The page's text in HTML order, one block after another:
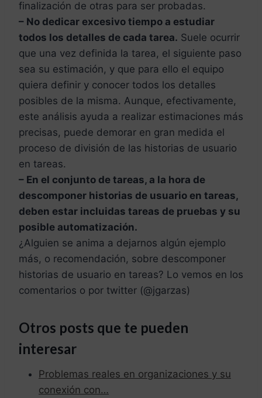
finalización de otras para ser probadas.
– No dedicar excesivo tiempo a estudiar
todos los detalles de cada tarea. Suele ocurrir
que una vez definida la tarea, el siguiente paso
sea su estimación, y que para ello el equipo
quiera definir y conocer todos los detalles
posibles de la misma. Aunque, efectivamente,
este análisis ayuda a realizar estimaciones más
precisas, puede demorar en gran medida el
proceso de división de las historias de usuario
en tareas.
– En el conjunto de tareas, a la hora de
descomponer historias de usuario en tareas,
deben estar incluidas tareas de pruebas y su
posible automatización.
¿Alguien se anima a dejarnos algún ejemplo
más, o recomendación, sobre descomponer
historias de usuario en tareas? Lo vemos en los
comentarios o por twitter (@jgarzas)
Otros posts que te pueden
interesar
Problemas reales en organizaciones y su
conexión con…